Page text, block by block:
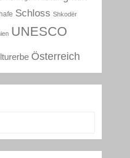
Schloss Shkodër
UNESCO
Österreich